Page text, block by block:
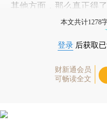
其他方面，那么真正得
本文共计1278
登录 后获取
财新通会员
可畅读全文